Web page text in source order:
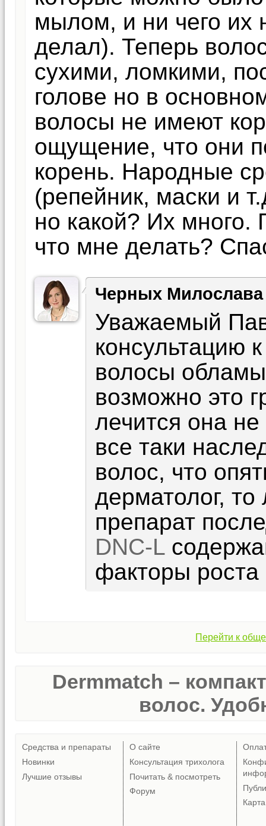
мылом, и ни чего их
делал). Теперь
сухими, ломкими,
голове но в
волосы не имеют
ощущение, что они
корень. Народные
(репейник, маски и
но какой? Их много.
что мне делать?
Черных Милослава
Уважаемый
консультацию
волосы
возможно это
лечится она
все таки
волос, что
дерматолог, то
препарат
DNC-L
факторы роста
Перейти к
Dermmatch –
волос.
Средства и препараты
Новинки
Лучшие отзывы
О сайте
Консультация трихолога
Почитать & посмотреть
Форум